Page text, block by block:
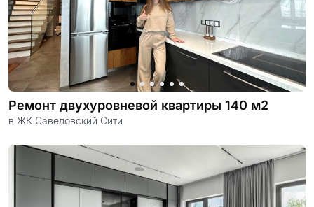
Ремонт двухуровневой квартиры 140 м2
в ЖК Савеловский Сити